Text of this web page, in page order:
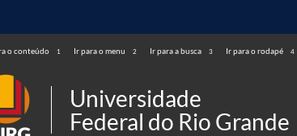
o conteúdo 1 Ir para o menu 2 Ir para a busca 3 Ir para o rodapé 4
Universidade
Federal do Rio Grande